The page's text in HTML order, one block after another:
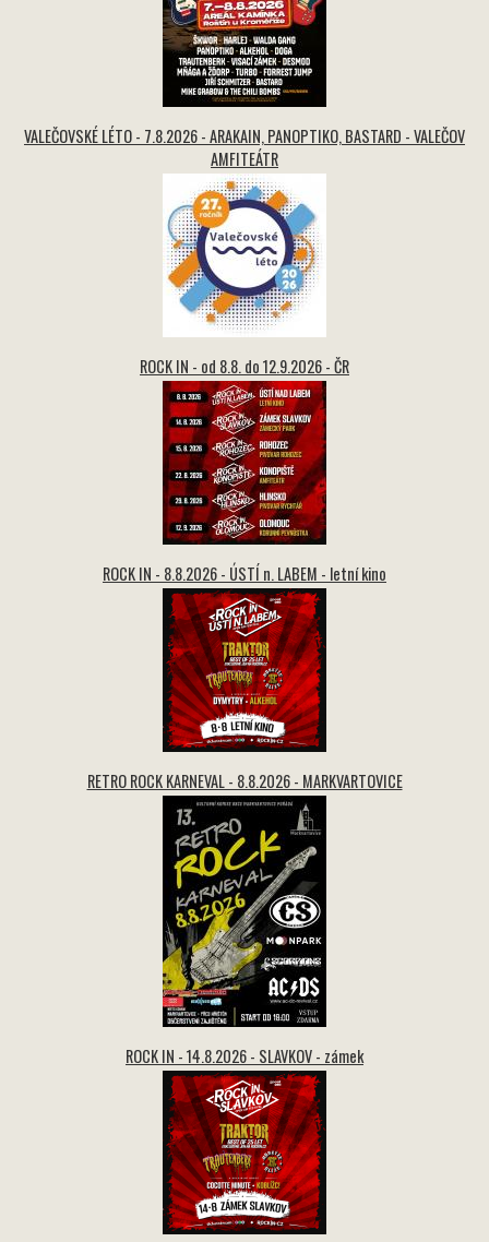
VALEČOVSKÉ LÉTO - 7.8.2026 - ARAKAIN, PANOPTIKO, BASTARD - VALEČOV
AMFITEÁTR
ROCK IN - od 8.8. do 12.9.2026 - ČR
ROCK IN - 8.8.2026 - ÚSTÍ n. LABEM - letní kino
RETRO ROCK KARNEVAL - 8.8.2026 - MARKVARTOVICE
ROCK IN - 14.8.2026 - SLAVKOV - zámek